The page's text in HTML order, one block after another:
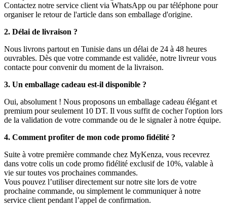
Contactez notre service client via WhatsApp ou par téléphone pour
organiser le retour de l'article dans son emballage d'origine.
2. Délai de livraison ?
Nous livrons partout en Tunisie dans un délai de 24 à 48 heures
ouvrables. Dès que votre commande est validée, notre livreur vous
contacte pour convenir du moment de la livraison.
3. Un emballage cadeau est-il disponible ?
Oui, absolument ! Nous proposons un emballage cadeau élégant et
premium pour seulement 10 DT. Il vous suffit de cocher l'option lors
de la validation de votre commande ou de le signaler à notre équipe.
4. Comment profiter de mon code promo fidélité ?
Suite à votre première commande chez MyKenza, vous recevrez
dans votre colis un code promo fidélité exclusif de 10%, valable à
vie sur toutes vos prochaines commandes.
Vous pouvez l’utiliser directement sur notre site lors de votre
prochaine commande, ou simplement le communiquer à notre
service client pendant l’appel de confirmation.